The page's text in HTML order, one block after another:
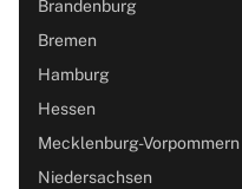
Brandenburg
Bremen
Hamburg
Hessen
Mecklenburg-Vorpommern
Niedersachsen